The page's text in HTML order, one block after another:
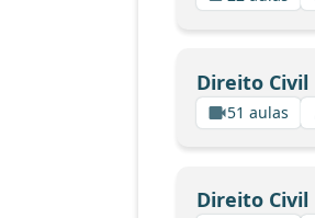
Direito Civil
51 aulas
Direito Civil